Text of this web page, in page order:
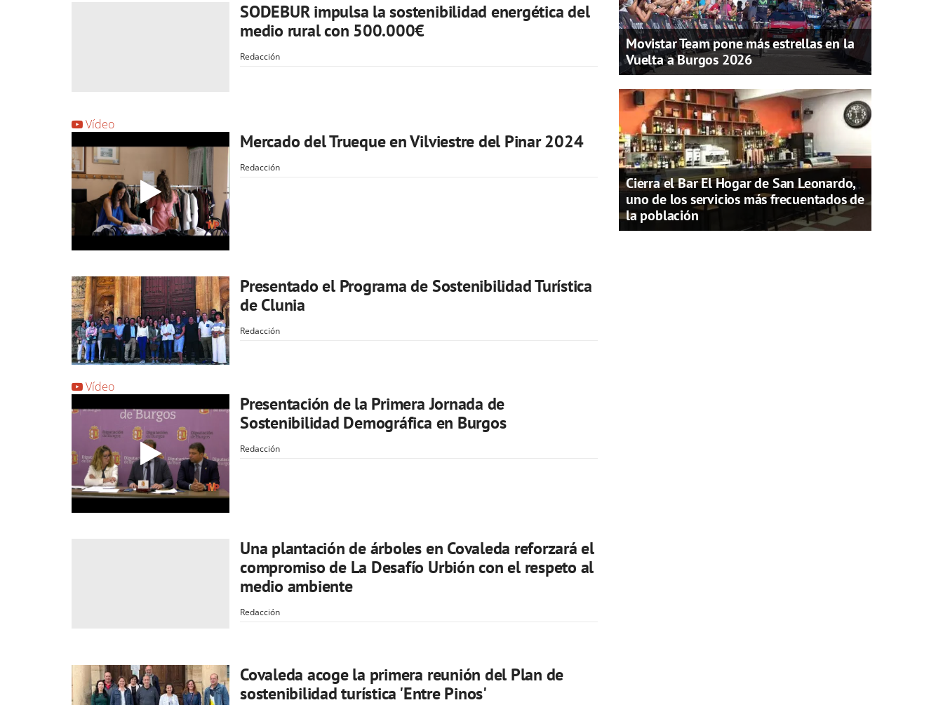
SODEBUR impulsa la sostenibilidad energética del
medio rural con 500.000€
Redacción
Vídeo
Mercado del Trueque en Vilviestre del Pinar 2024
Redacción
Presentado el Programa de Sostenibilidad Turística
de Clunia
Redacción
Vídeo
Presentación de la Primera Jornada de
Sostenibilidad Demográfica en Burgos
Redacción
Una plantación de árboles en Covaleda reforzará el
compromiso de La Desafío Urbión con el respeto al
medio ambiente
Redacción
Covaleda acoge la primera reunión del Plan de
sostenibilidad turística 'Entre Pinos'
Movistar Team pone más estrellas en la
Vuelta a Burgos 2026
Cierra el Bar El Hogar de San Leonardo,
uno de los servicios más frecuentados de
la población